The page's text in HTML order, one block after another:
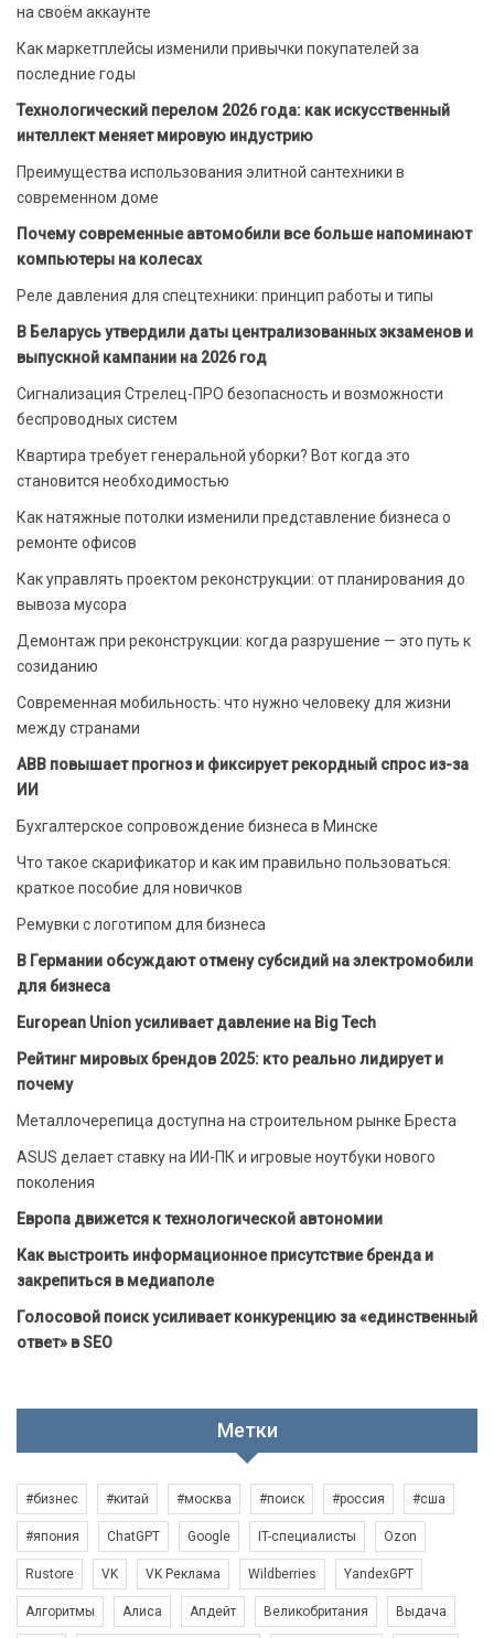
на своём аккаунте
Как маркетплейсы изменили привычки покупателей за
последние годы
Технологический перелом 2026 года: как искусственный
интеллект меняет мировую индустрию
Преимущества использования элитной сантехники в
современном доме
Почему современные автомобили все больше напоминают
компьютеры на колесах
Реле давления для спецтехники: принцип работы и типы
В Беларусь утвердили даты централизованных экзаменов и
выпускной кампании на 2026 год
Сигнализация Стрелец-ПРО безопасность и возможности
беспроводных систем
Квартира требует генеральной уборки? Вот когда это
становится необходимостью
Как натяжные потолки изменили представление бизнеса о
ремонте офисов
Как управлять проектом реконструкции: от планирования до
вывоза мусора
Демонтаж при реконструкции: когда разрушение — это путь к
созиданию
Современная мобильность: что нужно человеку для жизни
между странами
ABB повышает прогноз и фиксирует рекордный спрос из-за
ИИ
Бухгалтерское сопровождение бизнеса в Минске
Что такое скарификатор и как им правильно пользоваться:
краткое пособие для новичков
Ремувки с логотипом для бизнеса
В Германии обсуждают отмену субсидий на электромобили
для бизнеса
European Union усиливает давление на Big Tech
Рейтинг мировых брендов 2025: кто реально лидирует и
почему
Металлочерепица доступна на строительном рынке Бреста
ASUS делает ставку на ИИ-ПК и игровые ноутбуки нового
поколения
Европа движется к технологической автономии
Как выстроить информационное присутствие бренда и
закрепиться в медиаполе
Голосовой поиск усиливает конкуренцию за «единственный
ответ» в SEO
Метки
#бизнес #китай #москва #поиск #россия #сша
#япония ChatGPT Google IT-специалисты Ozon
Rustore VK VK Реклама Wildberries YandexGPT
Алгоритмы Алиса Апдейт Великобритания Выдача